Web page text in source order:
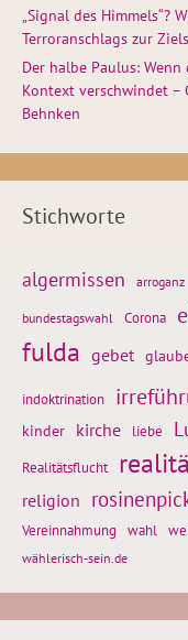
„Signal des Himmels“?
Terroranschlags zur
Der halbe Paulus:
Kontext verschwindet –
Behnken
Stichworte
algermissen arroganz
bundestagswahl Corona
fulda gebet
indoktrination
kinder kirche liebe
Realitätsflucht
religion
Vereinnahmung wahl
wählerisch-sein.de